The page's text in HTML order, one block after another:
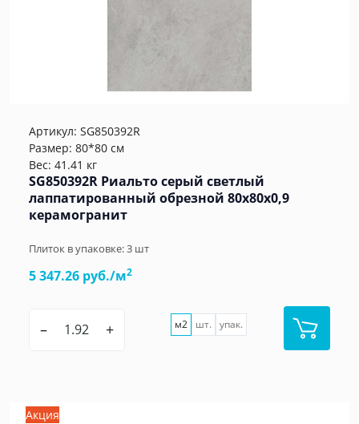
Артикул: SG850392R
Размер: 80*80 см
Вес: 41.41 кг
SG850392R Риальто серый светлый
лаппатированный обрезной 80x80x0,9
керамогранит
Плиток в упаковке:3 шт
5 347.26 руб./м2
– + м2 шт. упак.
Акция